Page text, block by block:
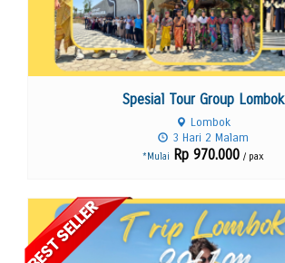
Spesial Tour Group Lombok
Lombok
3 Hari 2 Malam
*Mulai Rp 970.000 / pax